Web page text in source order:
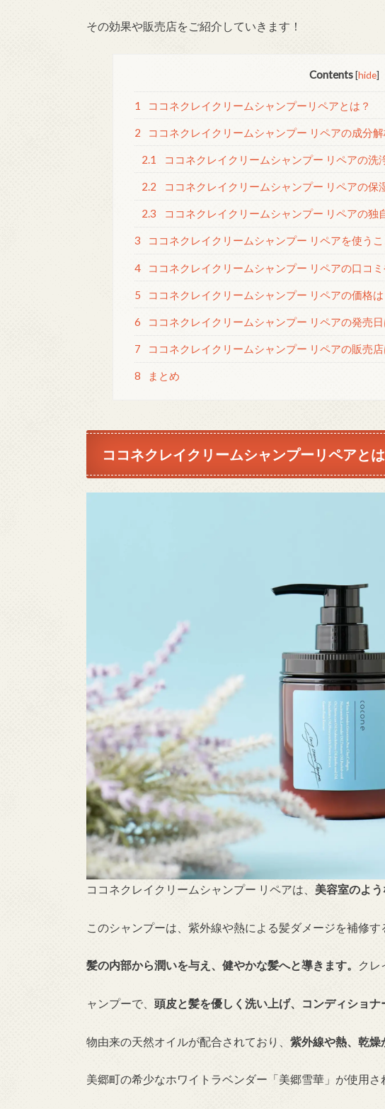
その効果や販売店をご紹介していきます！
Contents [hide]
1 ココネクレイクリームシャンプーリペアとは？
2 ココネクレイクリームシャンプー リペアの成分解
2.1 ココネクレイクリームシャンプー リペアの洗
2.2 ココネクレイクリームシャンプー リペアの保
2.3 ココネクレイクリームシャンプー リペアの独
3 ココネクレイクリームシャンプー リペアを使う
4 ココネクレイクリームシャンプー リペアの口コミ
5 ココネクレイクリームシャンプー リペアの価格は
6 ココネクレイクリームシャンプー リペアの発売日
7 ココネクレイクリームシャンプー リペアの販売店
8 まとめ
ココネクレイクリームシャンプーリペアと
ココネクレイクリームシャンプー リペアは、 美容室のよ
このシャンプーは、紫外線や熱による髪ダメージを補修す
髪の内部から潤いを与え、健やかな髪へと導きます。 クレ
ャンプーで、 頭皮と髪を優しく洗い上げ、コンディショナ
物由来の天然オイルが配合されており、 紫外線や熱、乾燥
美郷町の希少なホワイトラベンダー「美郷雪華」が使用さ